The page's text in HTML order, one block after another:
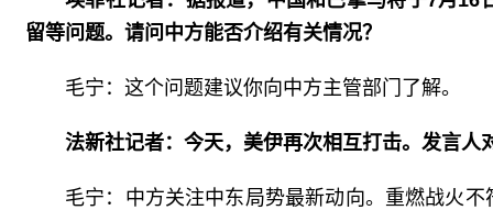
留等问题。请问中方能否介绍有关情况？
毛宁：这个问题建议你向中方主管部门了解。
法新社记者：今天，美伊再次相互打击。发言
毛宁：中方关注中东局势最新动向。重燃战火